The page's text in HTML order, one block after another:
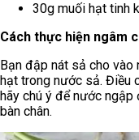
30g muối hạt tinh
Cách thực hiện ngâm
Bạn đập nát sả cho
hạt trong nước sả. Điều
hãy chú ý để nước ngập
bàn chân.